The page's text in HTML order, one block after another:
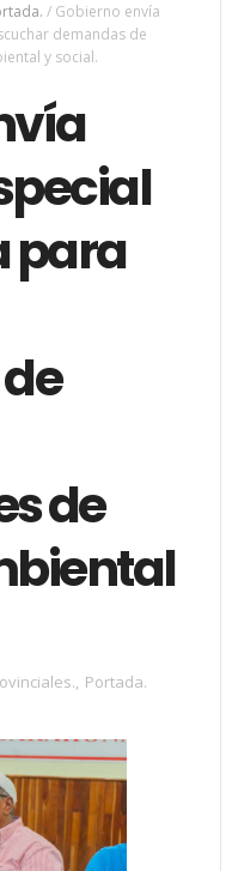
/ Gobierno envía
demandas de
y social.
para
de
, Portada.